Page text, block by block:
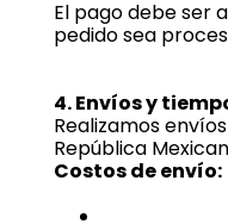
El pago debe ser
pedido sea
4. Envíos y
Realizamos
República
Costos de envío: